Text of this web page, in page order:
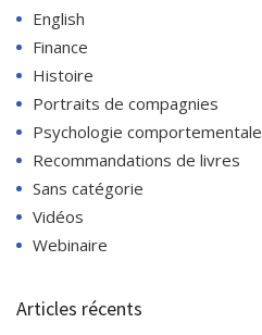
English
Finance
Histoire
Portraits de compagnies
Psychologie comportementale
Recommandations de livres
Sans catégorie
Vidéos
Webinaire
Articles récents